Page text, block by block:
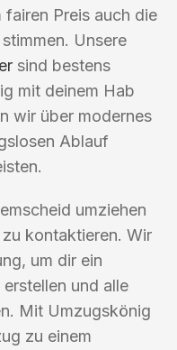
fairen Preis auch die
Unsere
sind bestens
mit deinem Hab
wir über modernes
Ablauf
umziehen
kontaktieren. Wir
um dir ein
und alle
Mit Umzugskönig
zu einem